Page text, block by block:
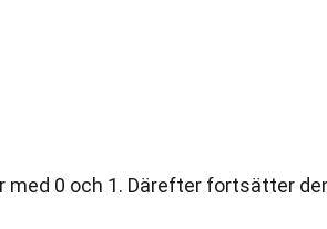
med 0 och 1. Därefter fortsätter